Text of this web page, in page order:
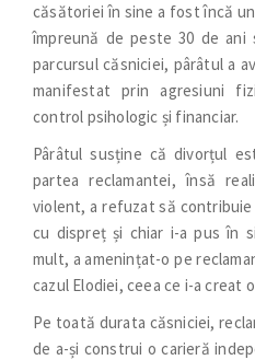
căsătoriei în sine a fost încă
împreună de peste 30 de ani
parcursul căsniciei, pârâtul a
manifestat prin agresiuni
control psihologic și financiar.
Pârâtul susține că divorțul
partea reclamantei, însă
violent, a refuzat să
cu dispreț și chiar i-a pus în
mult, a amenințat-o pe
cazul Elodiei, ceea ce i-a creat
Pe toată durata căsniciei,
de a-și construi o carieră